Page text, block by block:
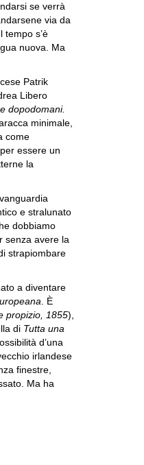
se verrà
via da
tempo s’è
nuova. Ma
Patrik
Libero
dopodomani.
minimale,
come
essere un
la
e stralunato
dobbiamo
senza avere la
strapiombare
a diventare
. È
propizio, 1855),
di Tutta una
d’una
irlandese
finestre,
Ma ha